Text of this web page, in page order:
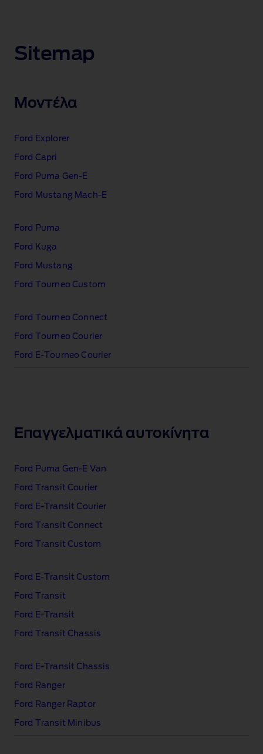
Sitemap
Μοντέλα
Ford Explorer
Ford Capri
Ford Puma Gen‑E
Ford Mustang Mach‑E
Ford Puma
Ford Kuga
Ford Mustang
Ford Tourneo Custom
Ford Tourneo Connect
Ford Tourneo Courier
Ford E‑Tourneo Courier
Επαγγελματικά αυτοκίνητα
Ford Puma Gen‑E Van
Ford Transit Courier
Ford E‑Transit Courier
Ford Transit Connect
Ford Transit Custom
Ford E‑Transit Custom
Ford Transit
Ford E‑Transit
Ford Transit Chassis
Ford E‑Transit Chassis
Ford Ranger
Ford Ranger Raptor
Ford Transit Minibus